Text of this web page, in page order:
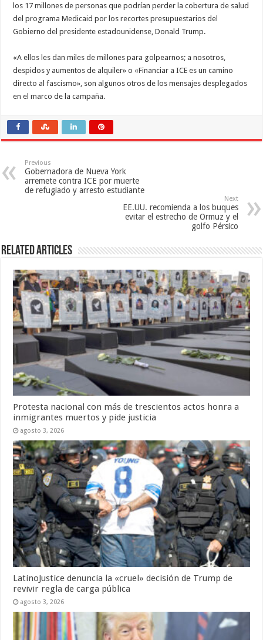
los 17 millones de personas que podrían perder la cobertura de salud
del programa Medicaid por los recortes presupuestarios del
Gobierno del presidente estadounidense, Donald Trump.
«A ellos les dan miles de millones para golpearnos; a nosotros,
despidos y aumentos de alquiler» o «Financiar a ICE es un camino
directo al fascismo», son algunos otros de los mensajes desplegados
en el marco de la campaña.
Previous
Gobernadora de Nueva York
arremete contra ICE por muerte
de refugiado y arresto estudiante
Next
EE.UU. recomienda a los buques
evitar el estrecho de Ormuz y el
golfo Pérsico
Related Articles
Protesta nacional con más de trescientos actos honra a
inmigrantes muertos y pide justicia
agosto 3, 2026
LatinoJustice denuncia la «cruel» decisión de Trump de
revivir regla de carga pública
agosto 3, 2026